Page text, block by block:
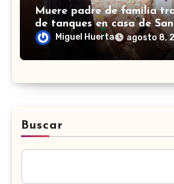
Muere padre de familia
de tanques en casa de
IturbideMiguel Huerta agosto 8,
Buscar